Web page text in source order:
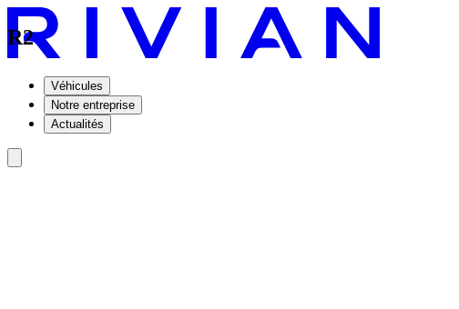
Véhicules
Notre entreprise
Actualités
R2